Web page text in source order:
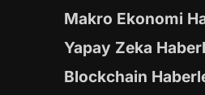
Makro Ekonomi
Yapay Zeka
Blockchain